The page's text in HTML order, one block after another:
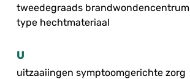
tweedegraads brandwondencentrum
type hechtmateriaal
U
uitzaaiingen symptoomgerichte zorg